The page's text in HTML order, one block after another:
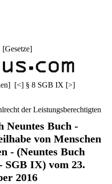
[Gesetze]
] [<] § 8 SGB IX [>]
der Leistungsberechtigten
Neuntes Buch -
von Menschen
- (Neuntes Buch
SGB IX) vom 23.
2016